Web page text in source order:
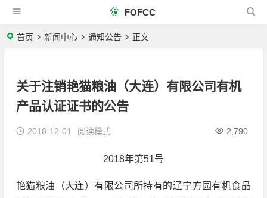
FOFCC
首页 新闻中心 通知公告 正文
关于注销艳猫粮油（大连）有限公司有机
产品认证证书的公告
2018-12-01 2,790
阅读模式
2018年第51号
艳猫粮油（大连）有限公司所持有的辽宁方园有机食品